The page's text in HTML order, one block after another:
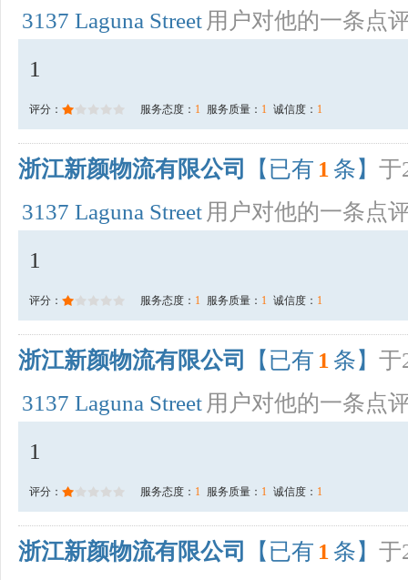
3137 Laguna Street 用户对他的一条点
1
评分： 服务态度： 1 服务质量： 1 诚信度： 1
浙江新颜物流有限公司 【已有 1 条】 于
3137 Laguna Street 用户对他的一条点
1
评分： 服务态度： 1 服务质量： 1 诚信度： 1
浙江新颜物流有限公司 【已有 1 条】 于
3137 Laguna Street 用户对他的一条点
1
评分： 服务态度： 1 服务质量： 1 诚信度： 1
浙江新颜物流有限公司 【已有 1 条】 于